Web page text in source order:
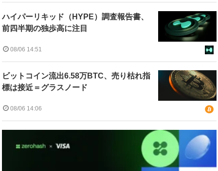
ハイパーリキッド（HYPE）調査報告書、
前四半期の独歩高に注目
08/06 14:51
ビットコイン流出6.58万BTC、売り枯れ指
標は接近＝グラスノード
08/06 14:06